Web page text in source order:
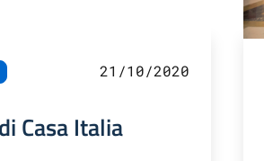
21/10/2020
Casa Italia